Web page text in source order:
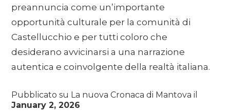
preannuncia come un’importante
opportunità culturale per la comunità di
Castellucchio e per tutti coloro che
desiderano avvicinarsi a una narrazione
autentica e coinvolgente della realtà italiana.
Pubblicato su La nuova Cronaca di Mantova il
January 2, 2026